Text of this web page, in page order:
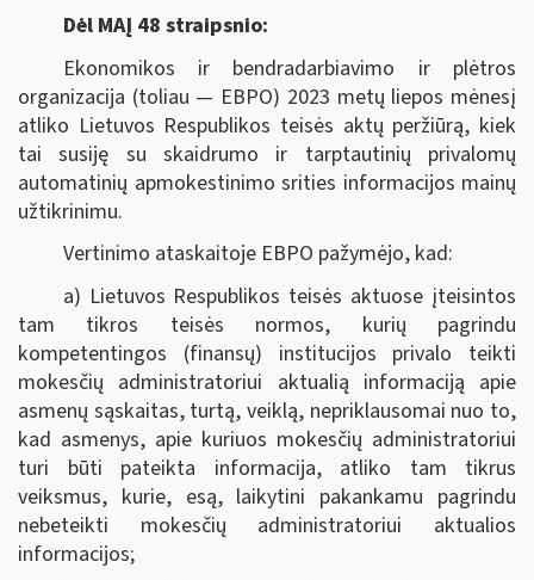
Dėl MAĮ 48 straipsnio:
Ekonomikos ir bendradarbiavimo ir plėtros
organizacija (toliau — EBPO) 2023 metų liepos mėnesį
atliko Lietuvos Respublikos teisės aktų peržiūrą, kiek
tai susiję su skaidrumo ir tarptautinių privalomų
automatinių apmokestinimo srities informacijos mainų
užtikrinimu.
Vertinimo ataskaitoje EBPO pažymėjo, kad:
a) Lietuvos Respublikos teisės aktuose įteisintos
tam tikros teisės normos, kurių pagrindu
kompetentingos (finansų) institucijos privalo teikti
mokesčių administratoriui aktualią informaciją apie
asmenų sąskaitas, turtą, veiklą, nepriklausomai nuo to,
kad asmenys, apie kuriuos mokesčių administratoriui
turi būti pateikta informacija, atliko tam tikrus
veiksmus, kurie, esą, laikytini pakankamu pagrindu
nebeteikti mokesčių administratoriui aktualios
informacijos;